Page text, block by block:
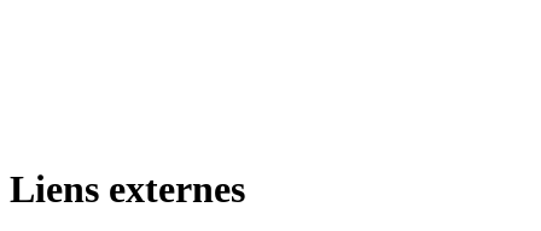
Liens externes